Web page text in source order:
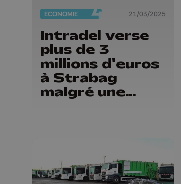
ECONOMIE 21/03/2025
Intradel verse
plus de 3
millions d'euros
à Strabag
malgré une